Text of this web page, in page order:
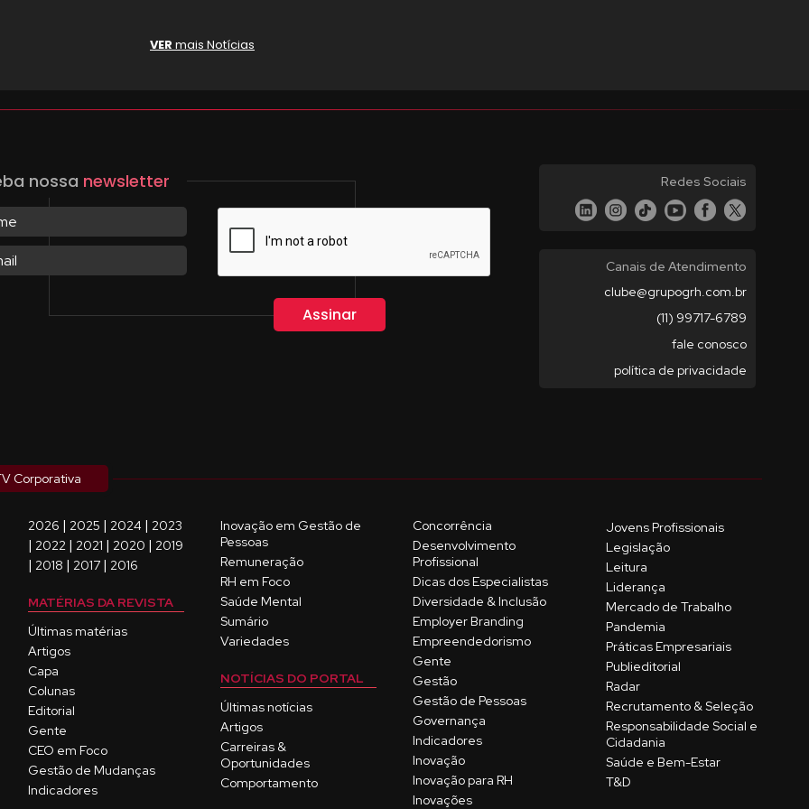
VER mais Notícias
nossa newsletter Redes Sociais
Canais de Atendimento
clube@grupogrh.com.br
(11) 99717-6789
fale conosco
política de privacidade
Corporativa
2026 | 2025 | 2024 | 2023
| 2022| 2021 | 2020 | 2019
| 2018 | 2017| 2016
MATÉRIAS DA REVISTA
Últimas matérias
Artigos
Capa
Colunas
Editorial
Gente
CEO em Foco
Gestão de Mudanças
Indicadores
Inovação em Gestão de
Pessoas
Remuneração
RH em Foco
Saúde Mental
Sumário
Variedades
NOTÍCIAS DO PORTAL
Últimas notícias
Artigos
Carreiras &
Oportunidades
Comportamento
Concorrência
Desenvolvimento
Profissional
Dicas dos Especialistas
Diversidade & Inclusão
Employer Branding
Empreendedorismo
Gente
Gestão
Gestão de Pessoas
Governança
Indicadores
Inovação
Inovação para RH
Inovações
Jovens Profissionais
Legislação
Leitura
Liderança
Mercado de Trabalho
Pandemia
Práticas Empresariais
Publieditorial
Radar
Recrutamento & Seleção
Responsabilidade Social e
Cidadania
Saúde e Bem-Estar
T&D